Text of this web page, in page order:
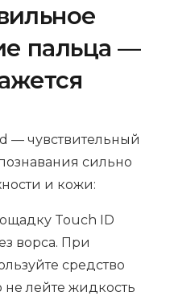
пальца —
— чувствительный
сильно
и кожи:
Touch ID
ворса. При
средство
не лейте жидкость